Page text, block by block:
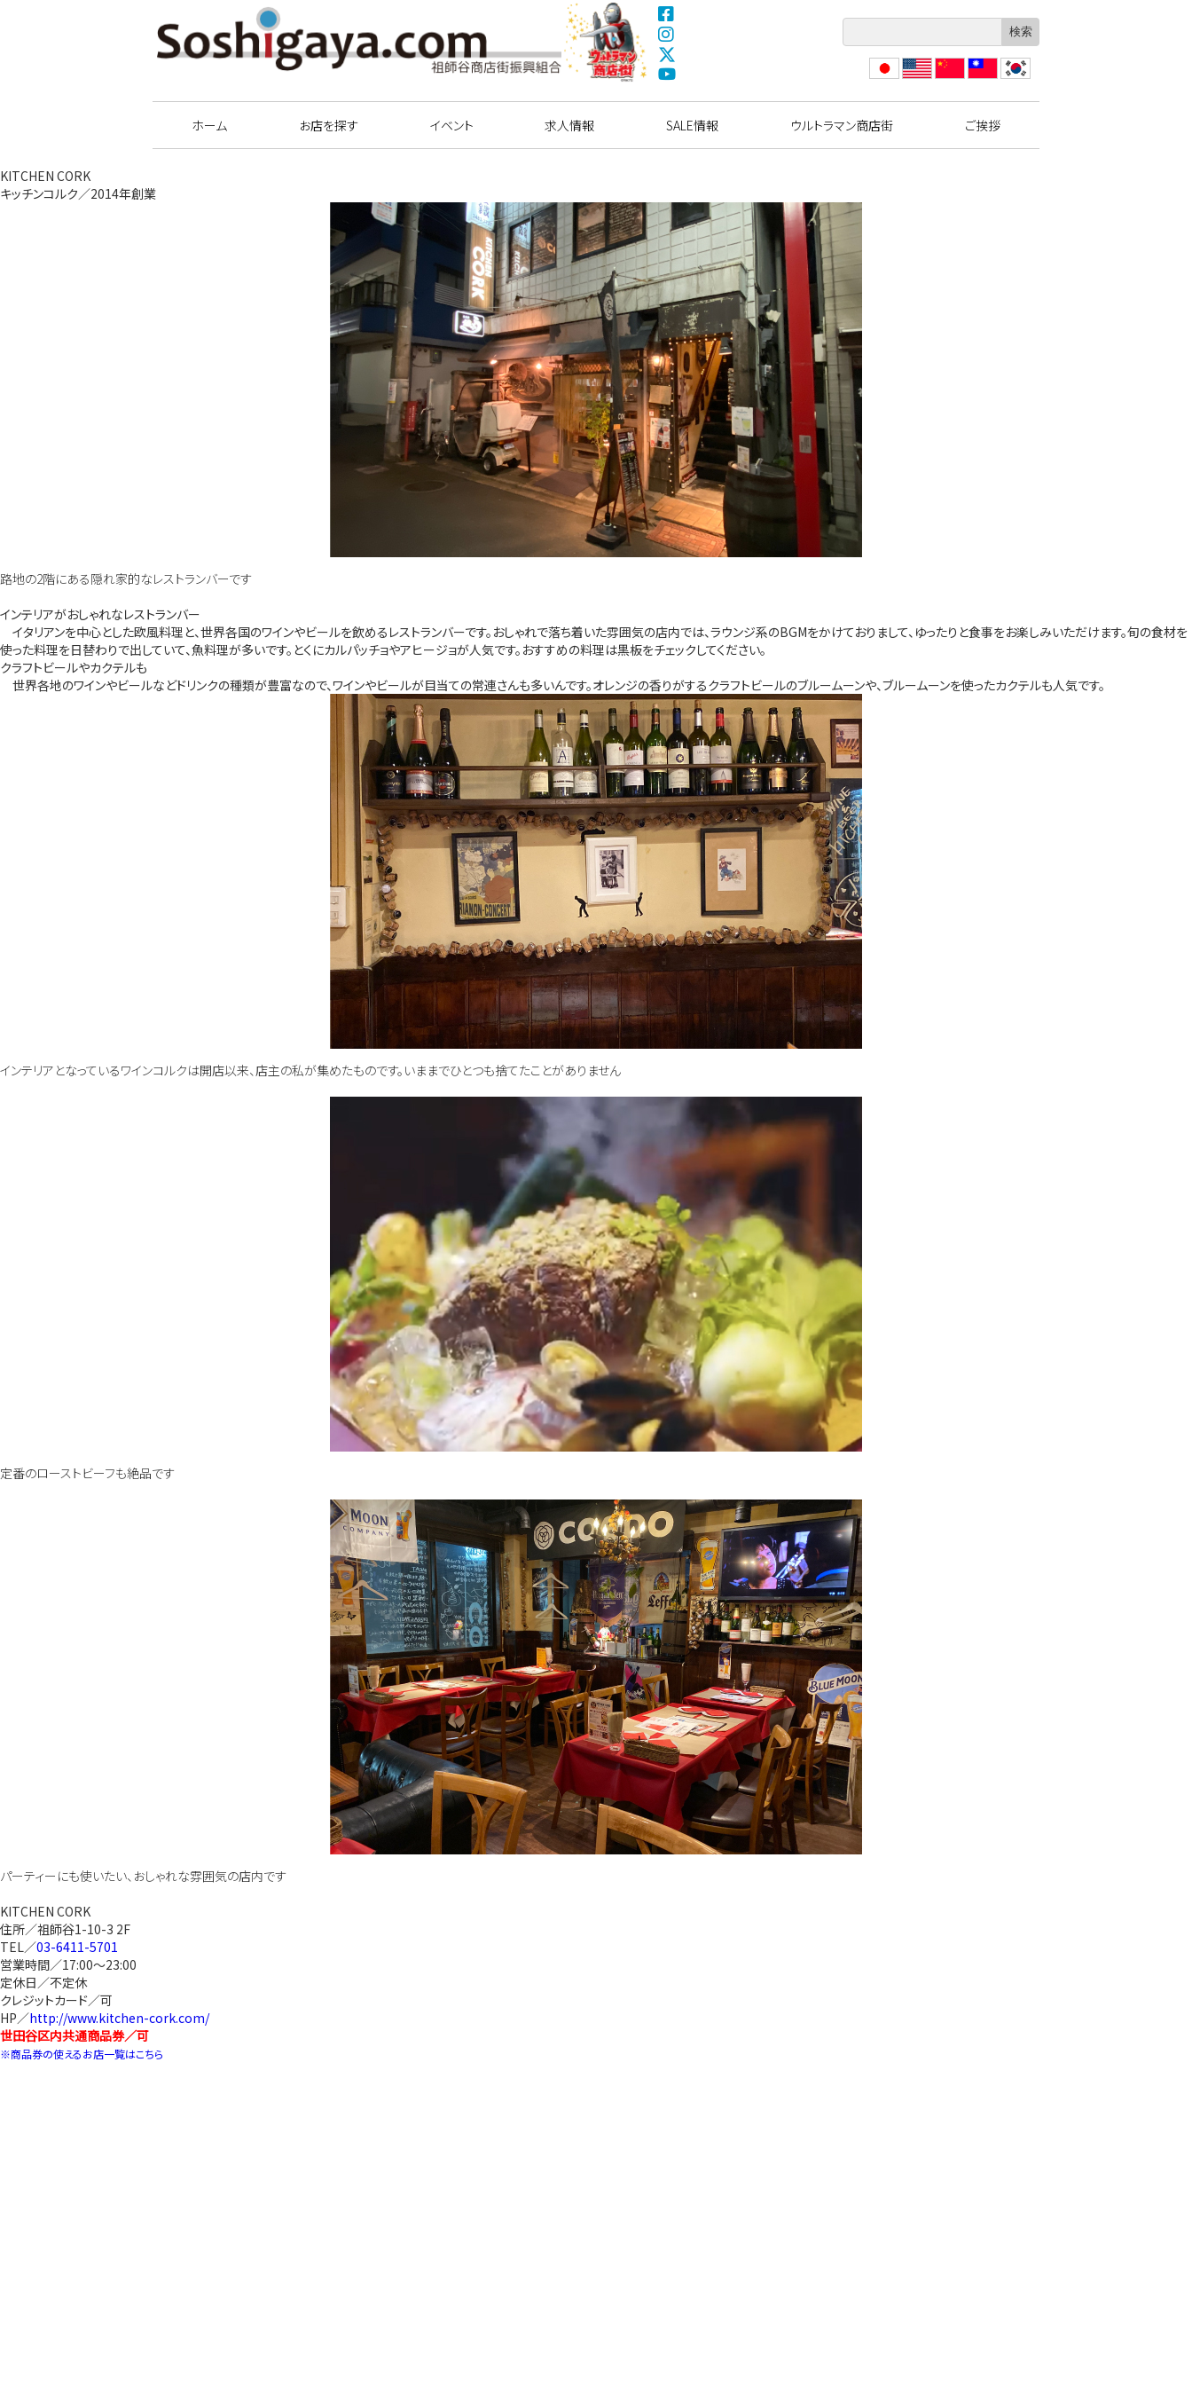
Fa
ce
bo
ok
Ins
tag
m
X(
itte
r)
ub
e
語
sh
中文 中文
ホーム お店を探す イベント 求人情報 SALE情報 ウルトラマン商店街 ご挨拶
KITCHEN CORK
キッチンコルク／2014年創業
路地の2階にある隠れ家的なレストランバーです
インテリアがおしゃれなレストランバー
イタリアンを中心とした欧風料理と、世界各国のワインやビールを飲めるレストランバーです。おしゃれで落ち着いた雰囲気の店内では、ラウンジ系のBGMをかけておりまして、ゆったりと食事をお楽しみいただけます。旬の食材を
使った料理を日替わりで出していて、魚料理が多いです。とくにカルパッチョやアヒージョが人気です。おすすめの料理は黒板をチェックしてください。
クラフトビールやカクテルも
世界各地のワインやビールなどドリンクの種類が豊富なので、ワインやビールが目当ての常連さんも多いんです。オレンジの香りがするクラフトビールのブルームーンや、ブルームーンを使ったカクテルも人気です。
インテリアとなっているワインコルクは開店以来、店主の私が集めたものです。いままでひとつも捨てたことがありません
定番のローストビーフも絶品です
パーティーにも使いたい、おしゃれな雰囲気の店内です
KITCHEN CORK
住所／祖師谷1-10-3 2F
TEL／03-6411-5701
営業時間／17:00～23:00
定休日／不定休
クレジットカード／可
HP／http://www.kitchen-cork.com/
世田谷区内共通商品券／可
※商品券の使えるお店一覧はこちら